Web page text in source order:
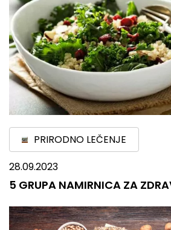
PRIRODNO LEČENJE
28.09.2023
5 GRUPA NAMIRNICA ZA